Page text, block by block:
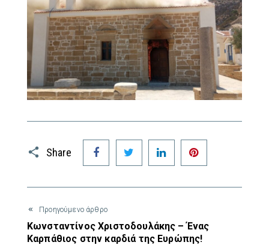
Share
Facebook Twitter LinkedIn
Προηγούμενο άρθρο
Κωνσταντίνος Χριστοδουλάκης – Ένας
Καρπάθιος στην καρδιά της Ευρώπης!